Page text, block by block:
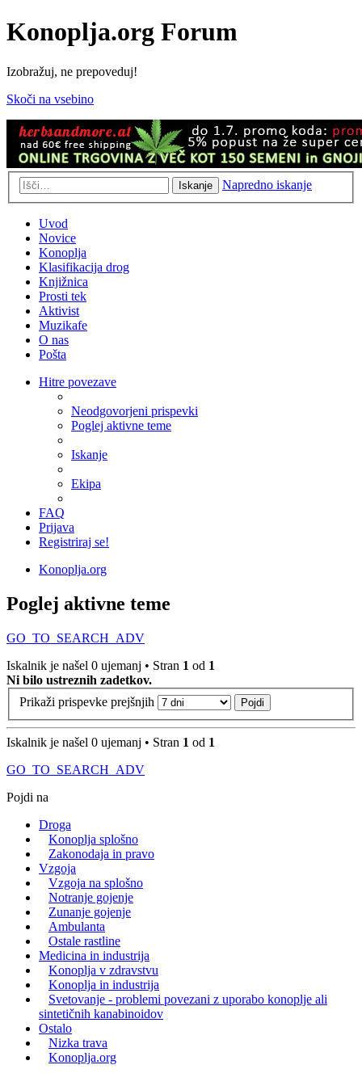
Konoplja.org Forum
Izobražuj, ne prepoveduj!
Skoči na vsebino
Iskanje Napredno iskanje
Uvod
Novice
Konoplja
Klasifikacija drog
Knjižnica
Prosti tek
Aktivist
Muzikafe
O nas
Pošta
Hitre povezave
Neodgovorjeni prispevki
Poglej aktivne teme
Iskanje
Ekipa
FAQ
Prijava
Registriraj se!
Konoplja.org
Poglej aktivne teme
GO_TO_SEARCH_ADV
Iskalnik je našel 0 ujemanj • Stran 1 od 1
Ni bilo ustreznih zadetkov.
Prikaži prispevke prejšnjih
Iskalnik je našel 0 ujemanj • Stran 1 od 1
GO_TO_SEARCH_ADV
Pojdi na
Droga
Konoplja splošno
Zakonodaja in pravo
Vzgoja
Vzgoja na splošno
Notranje gojenje
Zunanje gojenje
Ambulanta
Ostale rastline
Medicina in industrija
Konoplja v zdravstvu
Konoplja in industrija
Svetovanje - problemi povezani z uporabo konoplje ali
sintetičnih kanabinoidov
Ostalo
Nizka trava
Konoplja.org